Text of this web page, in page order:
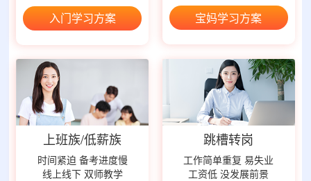
入门学习方案 宝妈学习方案
上班族/低薪族
时间紧迫 备考进度慢
线上线下 双师教学
跳槽转岗
工作简单重复 易失业
工资低 没发展前景